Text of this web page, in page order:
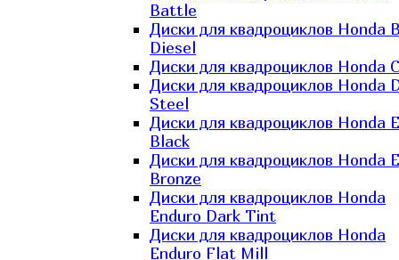
Battle
Диски для квадроциклов Honda
Diesel
Диски для квадроциклов Honda
Диски для квадроциклов Honda
Steel
Диски для квадроциклов Honda
Black
Диски для квадроциклов Honda
Bronze
Диски для квадроциклов Honda
Enduro Dark Tint
Диски для квадроциклов Honda
Enduro Flat Mill